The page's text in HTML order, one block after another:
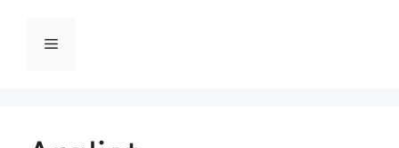
springen
Menü